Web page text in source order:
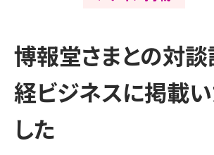
博報堂さまとの対
経ビジネスに掲載
した